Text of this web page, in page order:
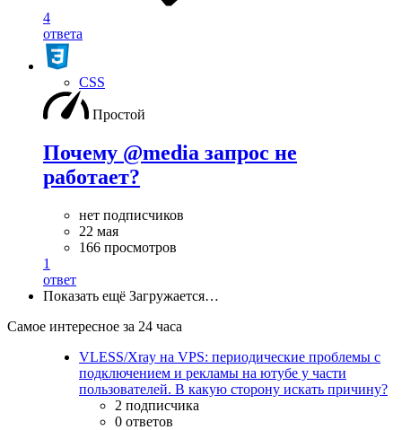
4
ответа
CSS
Простой
Почему @media запрос не
работает?
нет подписчиков
22 мая
166 просмотров
1
ответ
Показать ещё Загружается…
Самое интересное за 24 часа
VLESS/Xray на VPS: периодические проблемы с
подключением и рекламы на ютубе у части
пользователей. В какую сторону искать причину?
2 подписчика
0 ответов